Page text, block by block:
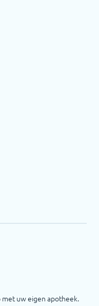
met uw eigen apotheek.